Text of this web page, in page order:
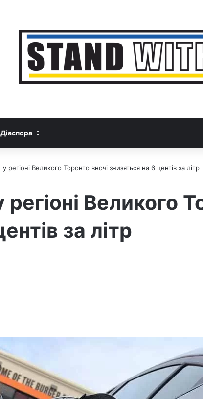
Google
Діаспора
регіоні Великого Торонто вночі знизяться на 6 центів за літр
Великого
за літр